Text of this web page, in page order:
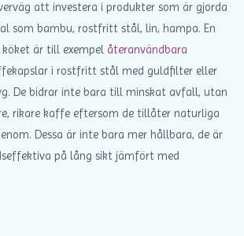
att investera i produkter som är gjorda
som bambu, rostfritt stål, lin, hampa. En
är till exempel återanvändbara
i rostfritt stål med guldfilter eller
De bidrar inte bara till minskat avfall, utan
rikare kaffe eftersom de tillåter naturliga
Dessa är inte bara mer hållbara, de är
på lång sikt jämfört med